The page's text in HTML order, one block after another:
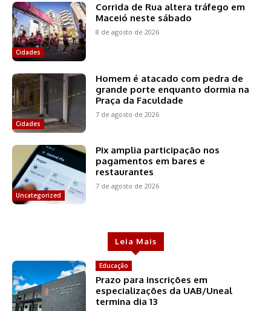
Cidades
Corrida de Rua altera tráfego em
Maceió neste sábado
8 de agosto de 2026
Cidades
Homem é atacado com pedra de
grande porte enquanto dormia na
Praça da Faculdade
7 de agosto de 2026
Uncategorized
Pix amplia participação nos
pagamentos em bares e
restaurantes
7 de agosto de 2026
Leia Mais
Educação
Prazo para inscrições em
especializações da UAB/Uneal
termina dia 13